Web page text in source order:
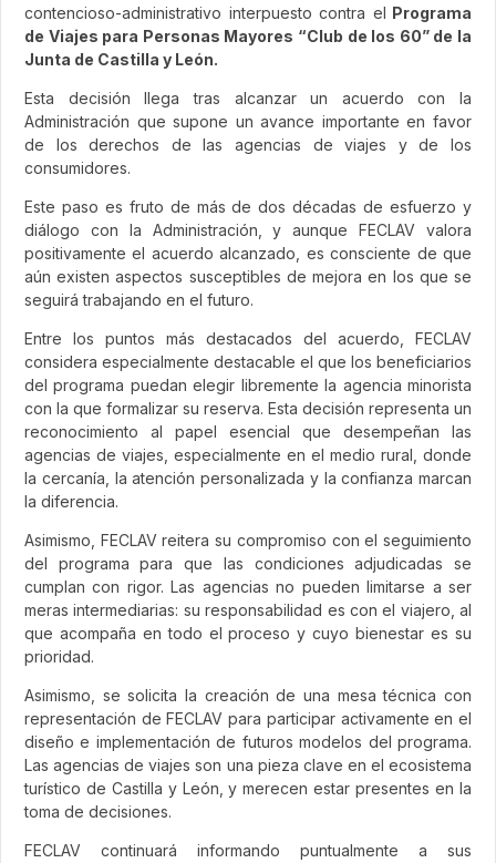
contencioso-administrativo interpuesto contra el Programa
de Viajes para Personas Mayores “Club de los 60” de la
Junta de Castilla y León.
Esta decisión llega tras alcanzar un acuerdo con la
Administración que supone un avance importante en favor
de los derechos de las agencias de viajes y de los
consumidores.
Este paso es fruto de más de dos décadas de esfuerzo y
diálogo con la Administración, y aunque FECLAV valora
positivamente el acuerdo alcanzado, es consciente de que
aún existen aspectos susceptibles de mejora en los que se
seguirá trabajando en el futuro.
Entre los puntos más destacados del acuerdo, FECLAV
considera especialmente destacable el que los beneficiarios
del programa puedan elegir libremente la agencia minorista
con la que formalizar su reserva. Esta decisión representa un
reconocimiento al papel esencial que desempeñan las
agencias de viajes, especialmente en el medio rural, donde
la cercanía, la atención personalizada y la confianza marcan
la diferencia.
Asimismo, FECLAV reitera su compromiso con el seguimiento
del programa para que las condiciones adjudicadas se
cumplan con rigor. Las agencias no pueden limitarse a ser
meras intermediarias: su responsabilidad es con el viajero, al
que acompaña en todo el proceso y cuyo bienestar es su
prioridad.
Asimismo, se solicita la creación de una mesa técnica con
representación de FECLAV para participar activamente en el
diseño e implementación de futuros modelos del programa.
Las agencias de viajes son una pieza clave en el ecosistema
turístico de Castilla y León, y merecen estar presentes en la
toma de decisiones.
FECLAV continuará informando puntualmente a sus